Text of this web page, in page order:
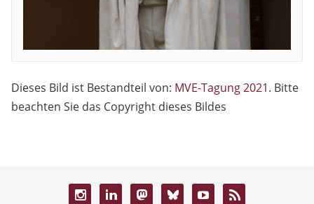
Dieses Bild ist Bestandteil von: MVE-Tagung 2021. Bitte
beachten Sie das Copyright dieses Bildes